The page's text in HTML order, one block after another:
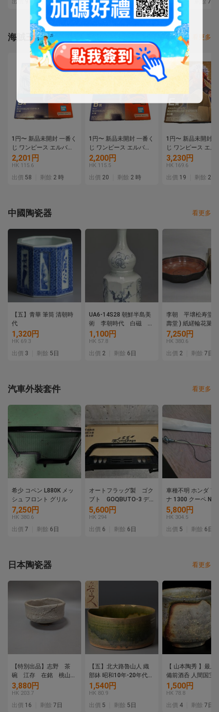
出價 剩餘7日
BLUE TM50（ブルー）
出價33 剩餘 7日
Diamana GT60（
マナ）
出價29 剩餘 7日
海賊王 看更多
1円〜 新品未開封 一番く
じ ワンピース エルバフ
編 GIANT BASH!! Vol.2 B
賞 サンジ MASTERLISE
EXPIECE フィギュア
2,201円
HK 115.6
出價 58 剩餘 2 時
1円〜 新品未開封 一番く
じ ワンピース エルバフ
編 GIANT BASH!! Vol.2 B
賞 サンジ MASTERLISE
EXPIECE フィギュア
2,200円
HK 115.5
出價 20 剩餘 2 時
1円〜 新品未開封
じ ワンピース エル
編 GIANT BASH!!
賞 スコッパー・ギ
ン MASTERLISE
3,230円
HK 169.6
出價 19 剩餘 2 時
中國陶瓷器 看更多
【五】青華 筆筒 清朝時
代
1,320円
HK 69.3
出價 3 剩餘 5日
UA6-14S28 朝鮮半島美
術 李朝時代 白磁 染
付 青花 花瓶 面取
花入 古物 時代花器
花道具
1,100円
HK 57.8
出價 2 剩餘 6日
李朝 平壌松寿堂
壽堂 ) 紙縒輪花菓
楽浪文様彩漆器
器 朝鮮美術
7,250円
HK 380.6
出價 2 剩餘 7日
汽車外裝套件 看更多
希少 コペン L880K メッ
シュ フロント グリル
7,250円
HK 380.6
出價 7 剩餘 6日
オートフラッグ製 ゴク
ブト GOQBUTO-3 デ
リカD:5 中期型 CV1W
中古 バンパーガード
カンガルーバンパー
5,600円
HK 294
出價 6 剩餘 6日
車種不明 ホンダ ア
ナ 1300 クーペ
TN360 ライフ 360
S800 昭和 旧車
ロ ビンテージ 古
5,800円
HK 304.5
出價 5 剩餘 6日
日本陶瓷器 看更多
【特別出品】志野 茶
碗 江存 在銘 桃山時
代
3,880円
HK 203.7
出價 16 剩餘 7日
【五】北大路魯山人 織
部鉢 昭和10年-20年代
共箱無
1,540円
HK 80.9
出價 5 剩餘 5日
【 山本陶秀 】最上
備前酒呑 人間国宝
保証
1,500円
HK 78.8
出價 4 剩餘 7日